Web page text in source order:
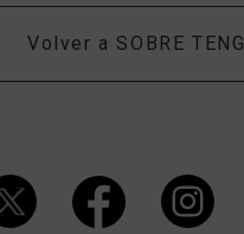
Volver a SOBRE